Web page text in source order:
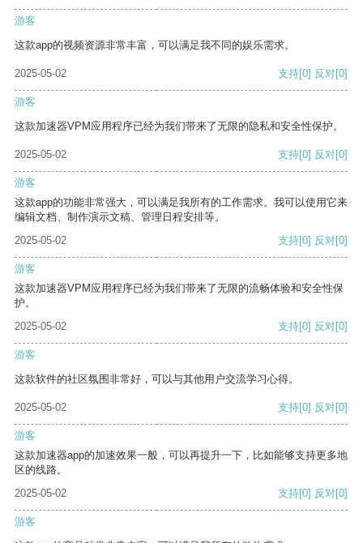
游客
这款app的视频资源非常丰富，可以满足我不同的娱乐需求。
2025-05-02 支持[0] 反对[0]
游客
这款加速器VPM应用程序已经为我们带来了无限的隐私和安全性保护。
2025-05-02 支持[0] 反对[0]
游客
这款app的功能非常强大，可以满足我所有的工作需求。我可以使用它来
编辑文档、制作演示文稿、管理日程安排等。
2025-05-02
支持[0] 反对[0]
游客
这款加速器VPM应用程序已经为我们带来了无限的流畅体验和安全性保
护。
2025-05-02
支持[0] 反对[0]
游客
这款软件的社区氛围非常好，可以与其他用户交流学习心得。
2025-05-02 支持[0] 反对[0]
游客
这款加速器app的加速效果一般，可以再提升一下，比如能够支持更多地
区的线路。
2025-05-02
支持[0] 反对[0]
游客